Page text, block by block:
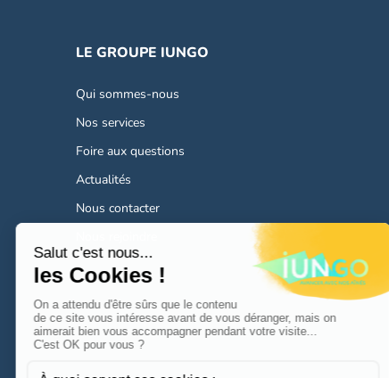
LE GROUPE IUNGO
Qui sommes-nous
Nos services
Foire aux questions
Actualités
Nous contacter